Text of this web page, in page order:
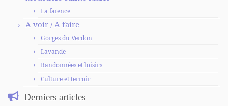
La faïence
A voir / A faire
Gorges du Verdon
Lavande
Randonnées et loisirs
Culture et terroir
Derniers articles